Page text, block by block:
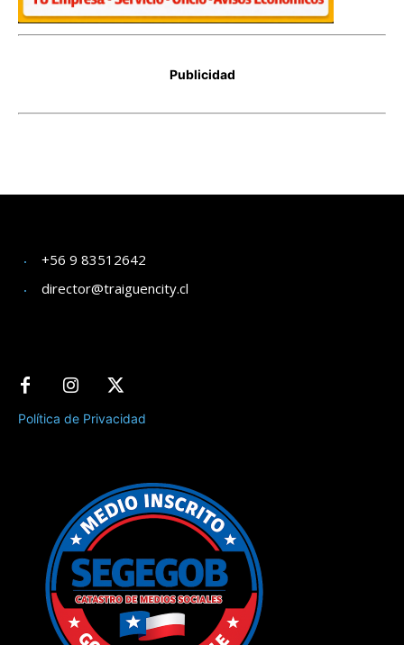
+56 9 83512642
director@traiguencity.cl
Política de Privacidad